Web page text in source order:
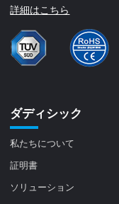
詳細はこちら
ダディシック
私たちについて
証明書
ソリューション